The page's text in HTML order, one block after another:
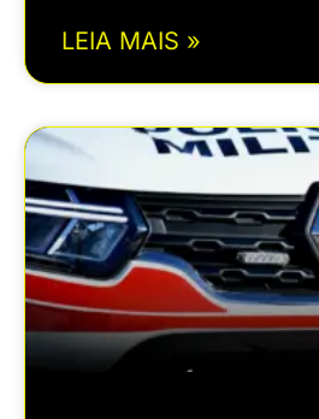
LEIA MAIS »